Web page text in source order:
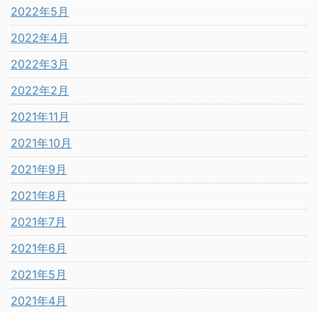
2022年5月
2022年4月
2022年3月
2022年2月
2021年11月
2021年10月
2021年9月
2021年8月
2021年7月
2021年6月
2021年5月
2021年4月